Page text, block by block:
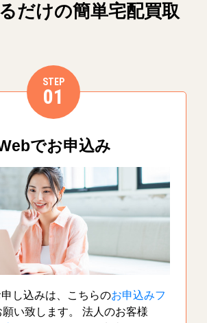
だけの簡単宅配買取
STEP
01
でお申込み
し込みは、こちらのお申込みフ
願い致します。 法人のお客様